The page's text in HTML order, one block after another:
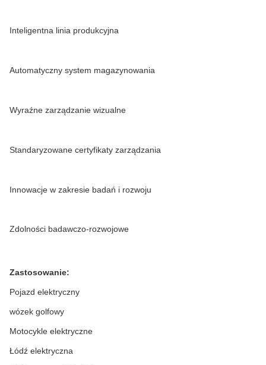
Inteligentna linia produkcyjna
Automatyczny system magazynowania
Wyraźne zarządzanie wizualne
Standaryzowane certyfikaty zarządzania
Innowacje w zakresie badań i rozwoju
Zdolności badawczo-rozwojowe
Zastosowanie:
Pojazd elektryczny
wózek golfowy
Motocykle elektryczne
Łódź elektryczna